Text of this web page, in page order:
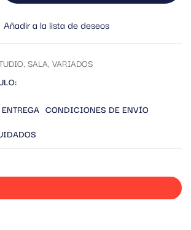
Añadir a la lista de deseos
, SALA, VARIADOS
CONDICIONES DE ENVÍO